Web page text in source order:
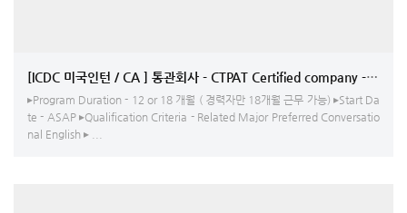
[ICDC 미국인턴 / CA ] 통관회사 - CTPAT Certified company -
▸Program Duration - 12 or 18 개월 ( 경력자만 18개월 근무 가능) ▸Start Da
te - ASAP ▸Qualification Criteria - Related Major Preferred Conversatio
nal English ▸ ...